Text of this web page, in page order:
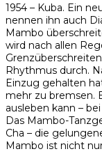
1954 – Kuba. Ein
nennen ihn auch
Mambo
wird nach allen
Rhythmus durch.
Einzug gehalten
mehr zu bremsen.
ausleben kann –
Das Mambo-
Cha – die
Mambo ist nicht